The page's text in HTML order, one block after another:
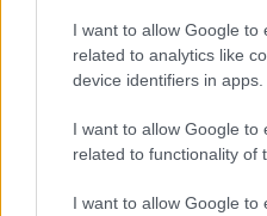
I want to allow Google to
related to analytics like
device identifiers in apps.
I want to allow Google to
related to functionality of
I want to allow Google to
Δείτε εδώ το πρώτο